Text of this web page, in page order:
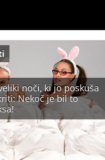
noči, ki jo poskuša
Nekoč je bil to